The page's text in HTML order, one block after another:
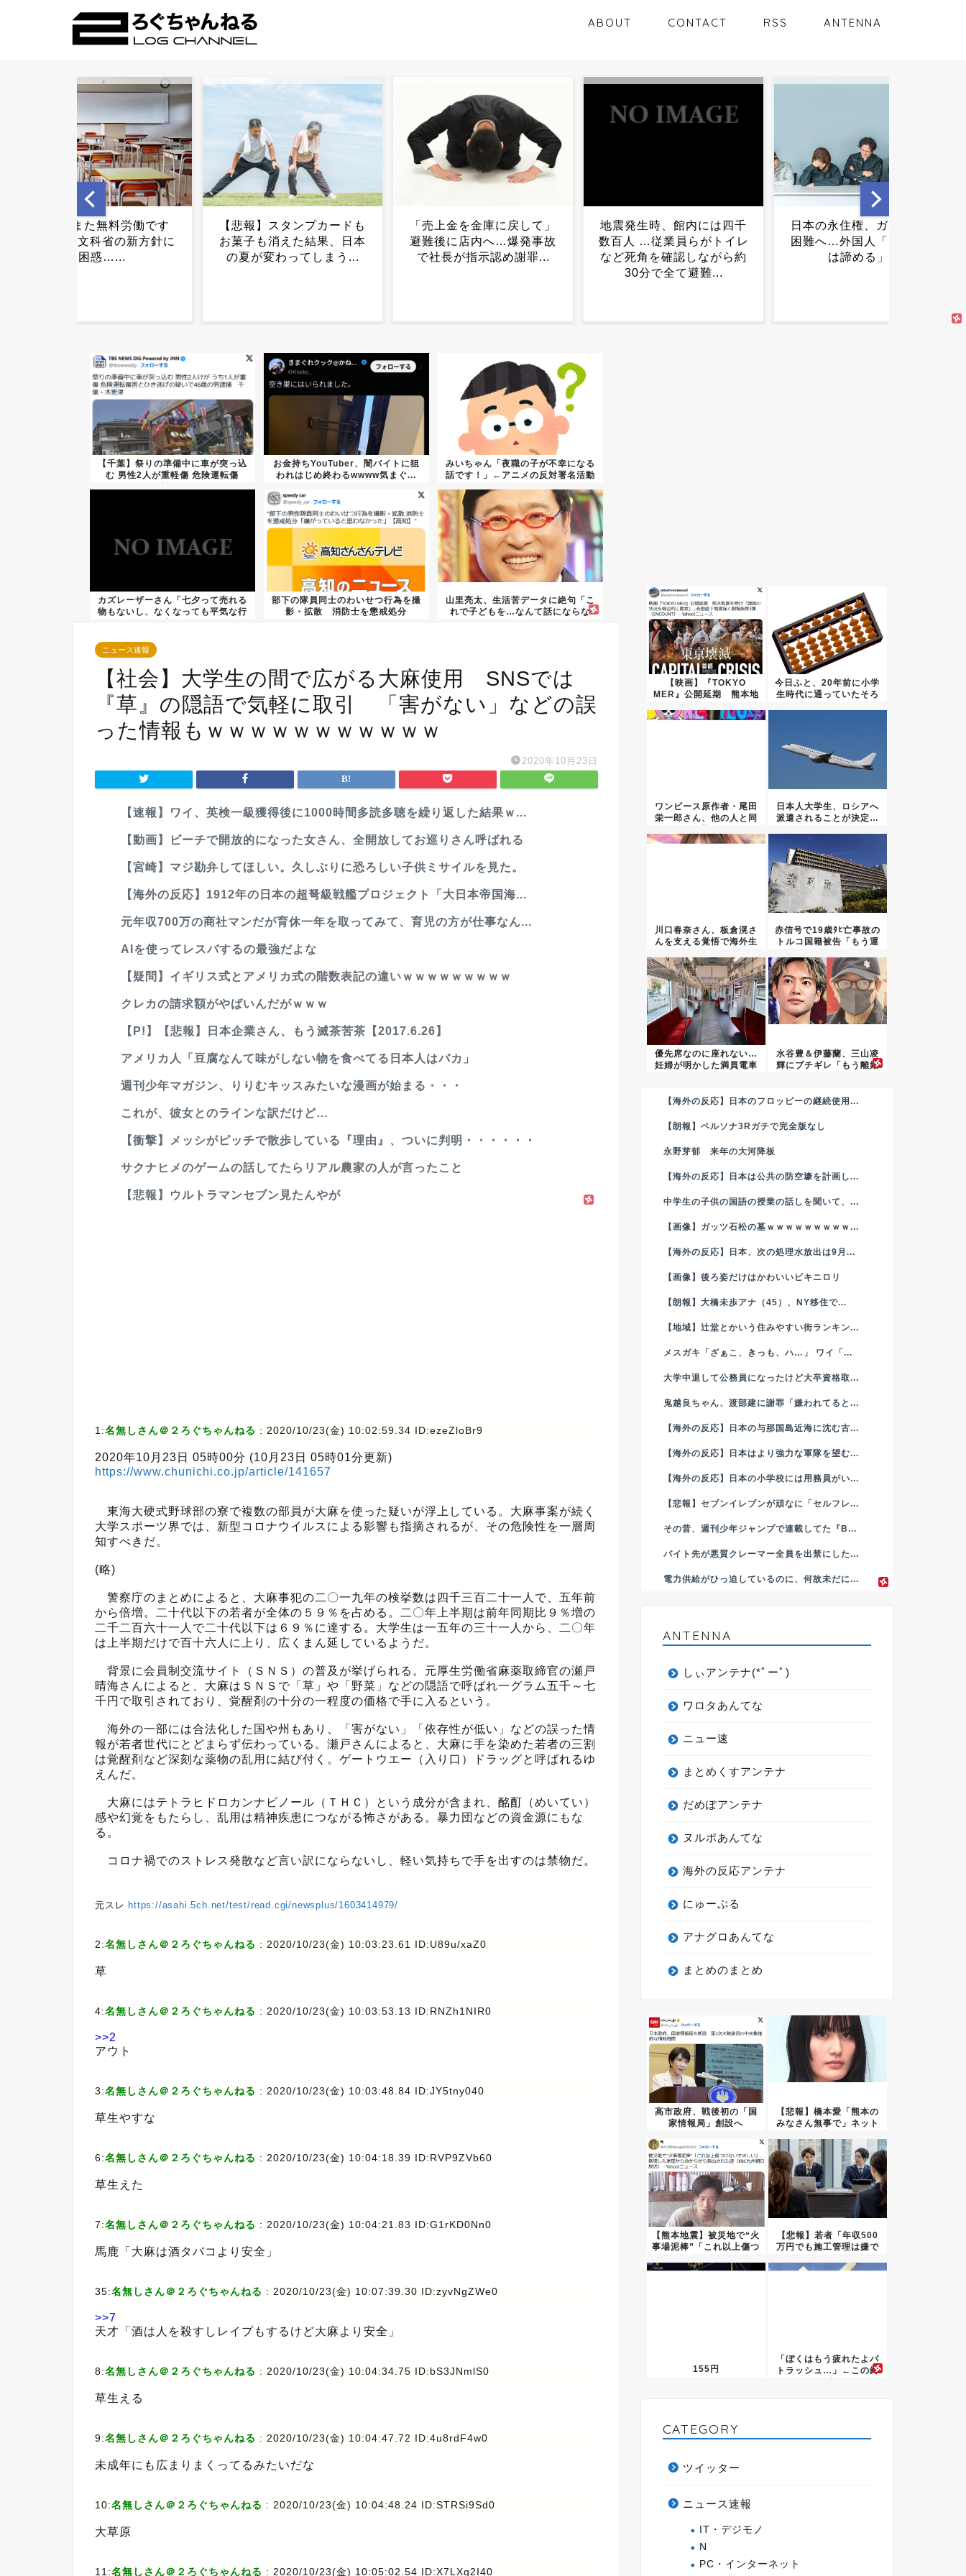
ABOUT CONTACT RSS ANTENNA
「売上金を金庫に戻して」
避難後に店内へ…爆発事故
で社長が指示認め謝罪...
地震発生時、館内には四千
数百人 …従業員らがトイレ
など死角を確認しながら約
日本の永住権、ガチで取得
困難へ…外国人「もう日本
は諦める」...
ヤニねこさん、BPOに「覚
醒剤の使用」を疑われるｗ
ｗｗｗｗｗｗｗｗｗ...
【悲報】スタンプカードも
お菓子も消えた結果、日本
の夏が変わってしまう...
【千葉】祭りの準備中に車が突っ込
む 男性2人が重軽傷 危険運転傷
お金持ちYouTuber、闇バイトに狙
われはじめ終わるwwww気まぐ...
みいちゃん「夜職の子が不幸になる
話です！」←アニメの反対署名活動
カズレーザーさん「七夕って売れる
物もないし、なくなっても平気な行
部下の隊員同士のわいせつ行為を撮
影・拡散 消防士を懲戒処分
山里亮太、生活苦データに絶句「こ
れで子どもを…なんて話にならな
ニュース速報
【社会】大学生の間で広がる大麻使用 SNSでは
『草』の隠語で気軽に取引 「害がない」などの誤
った情報もｗｗｗｗｗｗｗｗｗｗｗ
2020年10月23日
【速報】ワイ、英検一級獲得後に1000時間多読多聴を繰り返した結果ｗ...
【動画】ビーチで開放的になった女さん、全開放してお巡りさん呼ばれる
【宮崎】マジ勘弁してほしい。久しぶりに恐ろしい子供ミサイルを見た。
【海外の反応】1912年の日本の超弩級戦艦プロジェクト「大日本帝国海...
元年収700万の商社マンだが育休一年を取ってみて、育児の方が仕事なん...
AIを使ってレスバするの最強だよな
【疑問】イギリス式とアメリカ式の階数表記の違いｗｗｗｗｗｗｗｗｗ
クレカの請求額がやばいんだがｗｗｗ
【P!】【悲報】日本企業さん、もう滅茶苦茶【2017.6.26】
アメリカ人「豆腐なんて味がしない物を食べてる日本人はバカ」
週刊少年マガジン、りりむキッスみたいな漫画が始まる・・・
これが、彼女とのラインな訳だけど…
【衝撃】メッシがピッチで散歩している『理由』、ついに判明・・・・・・
サクナヒメのゲームの話してたらリアル農家の人が言ったこと
【悲報】ウルトラマンセブン見たんやが
1:名無しさん＠２ろぐちゃんねる : 2020/10/23(金) 10:02:59.34 ID:ezeZloBr9
2020年10月23日 05時00分 (10月23日 05時01分更新)
https://www.chunichi.co.jp/article/141657
東海大硬式野球部の寮で複数の部員が大麻を使った疑いが浮上している。大麻事案が続く
大学スポーツ界では、新型コロナウイルスによる影響も指摘されるが、その危険性を一層周
知すべきだ。
(略)
警察庁のまとめによると、大麻事犯の二〇一九年の検挙数は四千三百二十一人で、五年前
から倍増。二十代以下の若者が全体の５９％を占める。二〇年上半期は前年同期比９％増の
二千二百六十一人で二十代以下は６９％に達する。大学生は一五年の三十一人から、二〇年
は上半期だけで百十六人に上り、広くまん延しているようだ。
背景に会員制交流サイト（ＳＮＳ）の普及が挙げられる。元厚生労働省麻薬取締官の瀬戸
晴海さんによると、大麻はＳＮＳで「草」や「野菜」などの隠語で呼ばれ一グラム五千～七
千円で取引されており、覚醒剤の十分の一程度の価格で手に入るという。
海外の一部には合法化した国や州もあり、「害がない」「依存性が低い」などの誤った情
報が若者世代にとどまらず伝わっている。瀬戸さんによると、大麻に手を染めた若者の三割
は覚醒剤など深刻な薬物の乱用に結び付く。ゲートウエー（入り口）ドラッグと呼ばれるゆ
えんだ。
大麻にはテトラヒドロカンナビノール（ＴＨＣ）という成分が含まれ、酩酊（めいてい）
感や幻覚をもたらし、乱用は精神疾患につながる怖さがある。暴力団などの資金源にもな
る。
コロナ禍でのストレス発散など言い訳にならないし、軽い気持ちで手を出すのは禁物だ。
元スレ https://asahi.5ch.net/test/read.cgi/newsplus/1603414979/
2:名無しさん＠２ろぐちゃんねる : 2020/10/23(金) 10:03:23.61 ID:U89u/xaZ0
草
4:名無しさん＠２ろぐちゃんねる : 2020/10/23(金) 10:03:53.13 ID:RNZh1NIR0
>>2
アウト
3:名無しさん＠２ろぐちゃんねる : 2020/10/23(金) 10:03:48.84 ID:JY5tny040
草生やすな
6:名無しさん＠２ろぐちゃんねる : 2020/10/23(金) 10:04:18.39 ID:RVP9ZVb60
草生えた
7:名無しさん＠２ろぐちゃんねる : 2020/10/23(金) 10:04:21.83 ID:G1rKD0Nn0
馬鹿「大麻は酒タバコより安全」
35:名無しさん＠２ろぐちゃんねる : 2020/10/23(金) 10:07:39.30 ID:zyvNgZWe0
>>7
天才「酒は人を殺すしレイプもするけど大麻より安全」
8:名無しさん＠２ろぐちゃんねる : 2020/10/23(金) 10:04:34.75 ID:bS3JNmlS0
草生える
9:名無しさん＠２ろぐちゃんねる : 2020/10/23(金) 10:04:47.72 ID:4u8rdF4w0
未成年にも広まりまくってるみたいだな
10:名無しさん＠２ろぐちゃんねる : 2020/10/23(金) 10:04:48.24 ID:STRSi9Sd0
大草原
11:名無しさん＠２ろぐちゃんねる : 2020/10/23(金) 10:05:02.54 ID:X7LXg2I40
【映画】『TOKYO
MER』公開延期 熊本地
今日ふと、20年前に小学
生時代に通っていたそろ
ワンピース原作者・尾田
栄一郎さん、他の人と同
日本人大学生、ロシアへ
派遣されることが決定…
川口春奈さん、板倉滉さ
んを支える覚悟で海外生
赤信号で19歳ﾀﾋ亡事故の
トルコ国籍被告「もう運
優先席なのに座れない…
妊婦が明かした満員電車
水谷豊＆伊藤蘭、三山凌
輝にブチギレ「もう離婚
【海外の反応】日本のフロッピーの継続使用...
【朗報】ペルソナ3Rガチで完全版なし
永野芽郁 来年の大河降板
【海外の反応】日本は公共の防空壕を計画し...
中学生の子供の国語の授業の話しを聞いて、...
【画像】ガッツ石松の墓ｗｗｗｗｗｗｗｗｗ...
【海外の反応】日本、次の処理水放出は9月...
【画像】後ろ姿だけはかわいいビキニロリ
【朗報】大橋未歩アナ（45）、NY移住で...
【地域】辻堂とかいう住みやすい街ランキン...
メスガキ「ざぁこ、きっも、ハ…」 ワイ「...
大学中退して公務員になったけど大卒資格取...
鬼越良ちゃん、渡部建に謝罪「嫌われてると...
【海外の反応】日本の与那国島近海に沈む古...
【海外の反応】日本はより強力な軍隊を望む...
【海外の反応】日本の小学校には用務員がい...
【悲報】セブンイレブンが頑なに「セルフレ...
その昔、週刊少年ジャンプで連載してた『B...
バイト先が悪質クレーマー全員を出禁にした...
電力供給がひっ迫しているのに、何故未だに...
ANTENNA
しぃアンテナ(*ﾟーﾟ)
ワロタあんてな
ニュー速
まとめくすアンテナ
だめぽアンテナ
ヌルポあんてな
海外の反応アンテナ
にゅーぷる
アナグロあんてな
まとめのまとめ
高市政府、戦後初の「国
家情報局」創設へ
【悲報】橋本愛「熊本の
みなさん無事で」ネット
【熊本地震】被災地で“火
事場泥棒”「これ以上傷つ
【悲報】若者「年収500
万円でも施工管理は嫌で
155円
「ぼくはもう疲れたよパ
トラッシュ…」←この終
CATEGORY
ツイッター
ニュース速報
IT・デジモノ
N
PC・インターネット